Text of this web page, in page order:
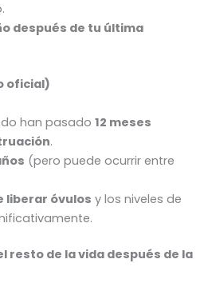
después de tu última
oficial)
han pasado 12 meses
.
(pero puede ocurrir entre
liberar óvulos y los niveles de
resto de la vida después de la